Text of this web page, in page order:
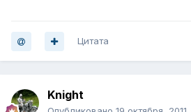
Цитата
Knight